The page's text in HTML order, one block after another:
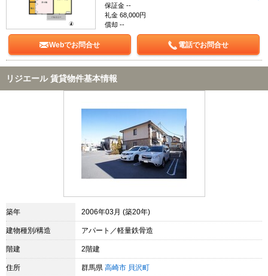
保証金 --
礼金 68,000円
償却 --
Webでお問合せ 電話でお問合せ
リジエール 賃貸物件基本情報
築年 2006年03月 (築20年)
建物種別/構造 アパート／軽量鉄骨造
階建 2階建
住所 群馬県 高崎市 貝沢町